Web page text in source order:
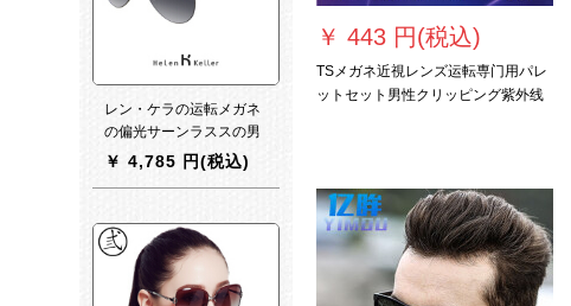
￥ 443 円(税込)
TSメガネ近視レンズ运転専门用パレ
ットセット男性クリッピング紫外线
レン・ケラの运転メガネ
の偏光サーンラススの男
レディィ运転ミラカトー
￥ 4,785 円(税込)